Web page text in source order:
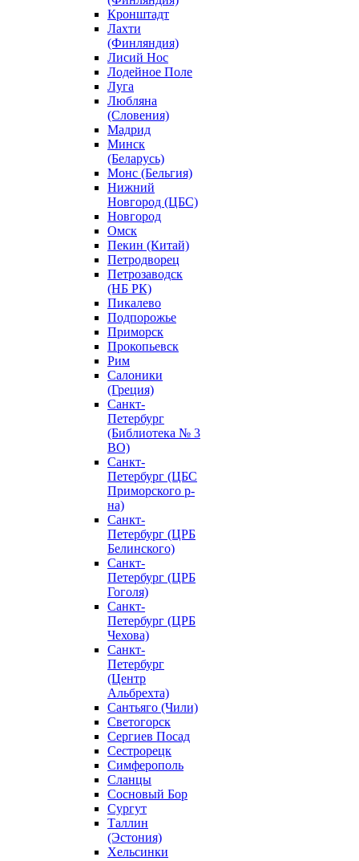
Кронштадт
Лахти
(Финляндия)
Лисий Нос
Лодейное Поле
Луга
Любляна
(Словения)
Мадрид
Минск
(Беларусь)
Монс (Бельгия)
Нижний
Новгород (ЦБС)
Новгород
Омск
Пекин (Китай)
Петродворец
Петрозаводск
(НБ РК)
Пикалево
Подпорожье
Приморск
Прокопьевск
Рим
Салоники
(Греция)
Санкт-
Петербург
(Библиотека № 3
ВО)
Санкт-
Петербург (ЦБС
Приморского р-
на)
Санкт-
Петербург (ЦРБ
Белинского)
Санкт-
Петербург (ЦРБ
Гоголя)
Санкт-
Петербург (ЦРБ
Чехова)
Санкт-
Петербург
(Центр
Альбрехта)
Сантьяго (Чили)
Светогорск
Сергиев Посад
Сестрорецк
Симферополь
Сланцы
Сосновый Бор
Сургут
Таллин
(Эстония)
Хельсинки